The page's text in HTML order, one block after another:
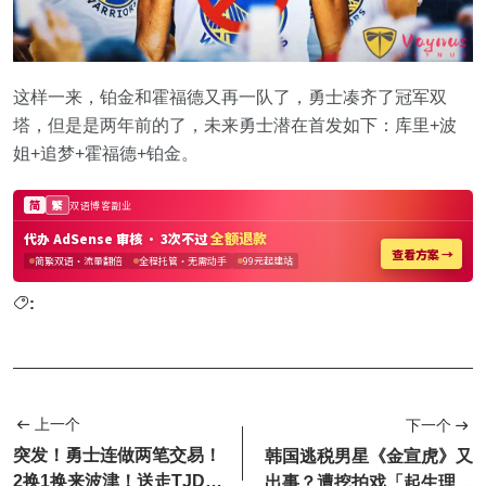
这样一来，铂金和霍福德又再一队了，勇士凑齐了冠军双
塔，但是是两年前的了，未来勇士潜在首发如下：库里+波
姐+追梦+霍福德+铂金。
:
上一个
突发！勇士连做两笔交易！
2换1换来波津！送走TJD补
下一个
韩国逃税男星《金宣虎》又
出事？遭挖拍戏「起生理反